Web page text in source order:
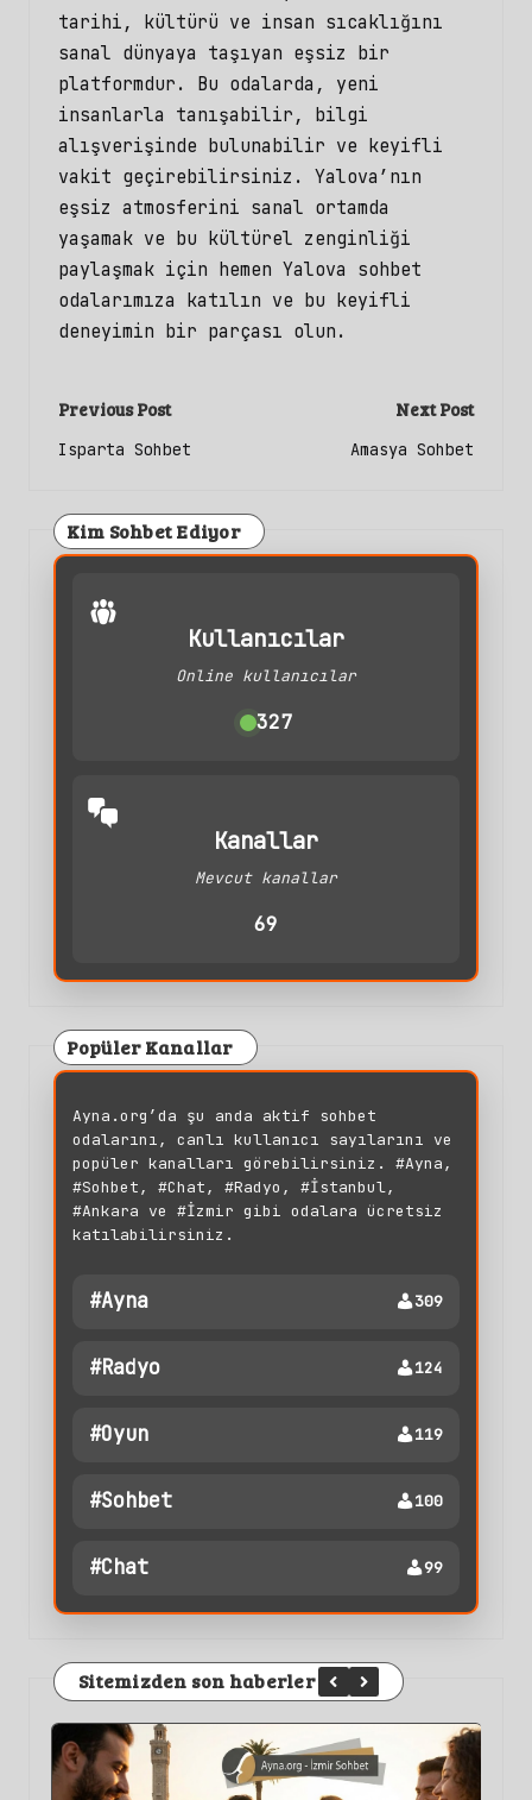
tarihi, kültürü ve insan sıcaklığını
sanal dünyaya taşıyan eşsiz bir
platformdur. Bu odalarda, yeni
insanlarla tanışabilir, bilgi
alışverişinde bulunabilir ve keyifli
vakit geçirebilirsiniz. Yalova’nın
eşsiz atmosferini sanal ortamda
yaşamak ve bu kültürel zenginliği
paylaşmak için hemen Yalova sohbet
odalarımıza katılın ve bu keyifli
deneyimin bir parçası olun.
Post
navigation
Previous Post
Isparta Sohbet
Next Post
Amasya Sohbet
Kim Sohbet Ediyor
Kullanıcılar
Online kullanıcılar
327
Kanallar
Mevcut kanallar
69
Popüler Kanallar
Ayna.org’da şu anda aktif sohbet
odalarını, canlı kullanıcı sayılarını ve
popüler kanalları görebilirsiniz. #Ayna,
#Sohbet, #Chat, #Radyo, #İstanbul,
#Ankara ve #İzmir gibi odalara ücretsiz
katılabilirsiniz.
#ayna 309
#radyo 124
#oyun 119
#sohbet 100
#chat 99
Sitemizden son haberler